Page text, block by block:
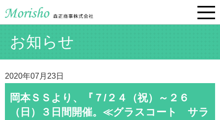
お知らせ
2020年07月23日
岡本ＳＳより、『７/２４（祝）～２６
（日）３日間開催。≪グラスコート サラ